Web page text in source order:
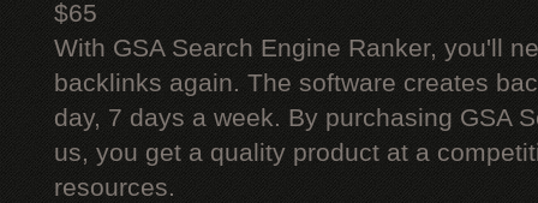
$65
With GSA Search Engine Ranker, you'll
backlinks again. The software creates
day, 7 days a week. By purchasing GSA
us, you get a quality product at a
resources.